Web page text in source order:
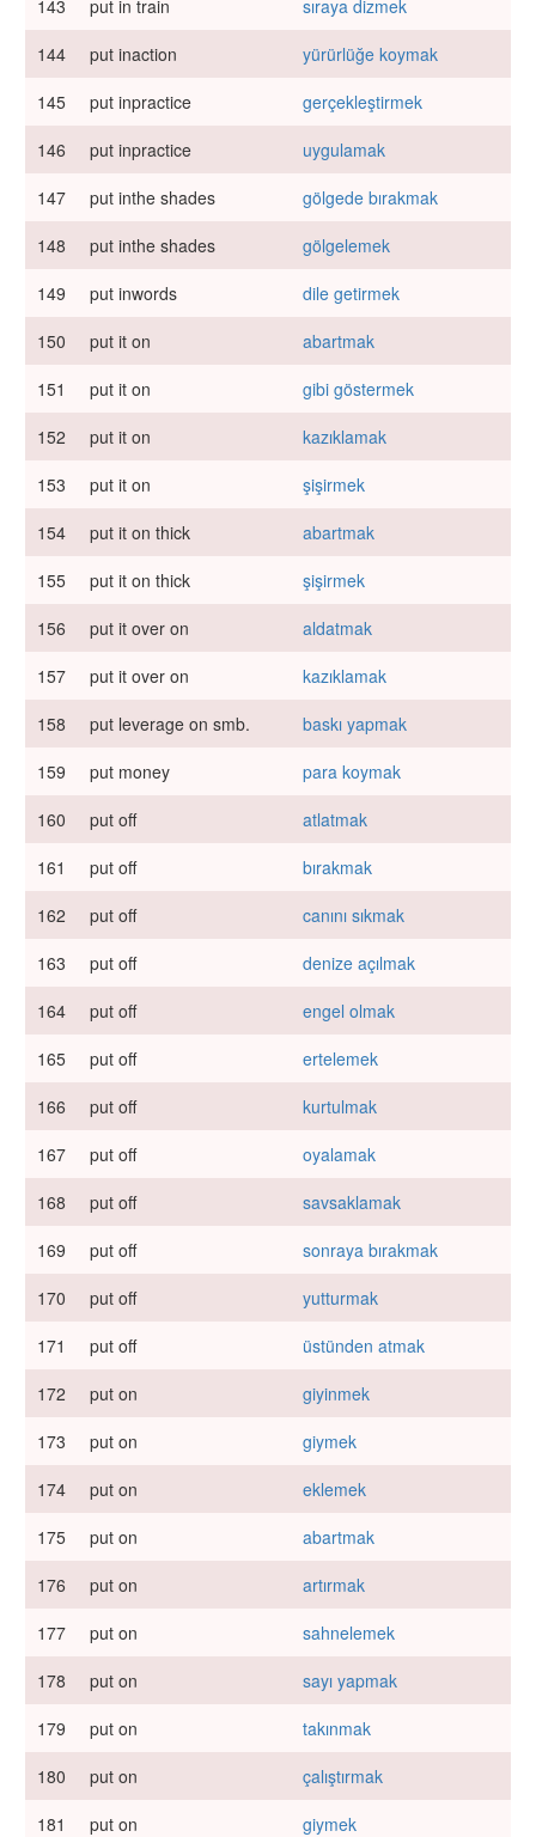
143 put in train
sıraya dizmek
144
put inaction
yürürlüğe koymak
145
put inpractice
gerçekleştirmek
146
put inpractice
uygulamak
147
put inthe shades
gölgede bırakmak
148
put inthe shades
gölgelemek
149
put inwords
dile getirmek
150
put it on
abartmak
151
put it on
gibi göstermek
152
put it on
kazıklamak
153
put it on
şişirmek
154
put it on thick
abartmak
155
put it on thick
şişirmek
156
put it over on
aldatmak
157
put it over on
kazıklamak
158
put leverage on smb.
baskı yapmak
159
put money
para koymak
160
put off
atlatmak
161
put off
bırakmak
162
put off
canını sıkmak
163
put off
denize açılmak
164
put off
engel olmak
165
put off
ertelemek
166
put off
kurtulmak
167
put off
oyalamak
168
put off
savsaklamak
169
put off
sonraya bırakmak
170
put off
yutturmak
171
put off
üstünden atmak
172
put on
giyinmek
173
put on
giymek
174
put on
eklemek
175
put on
abartmak
176
put on
artırmak
177
put on
sahnelemek
178
put on
sayı yapmak
179
put on
takınmak
180
put on
çalıştırmak
181
put on
giymek